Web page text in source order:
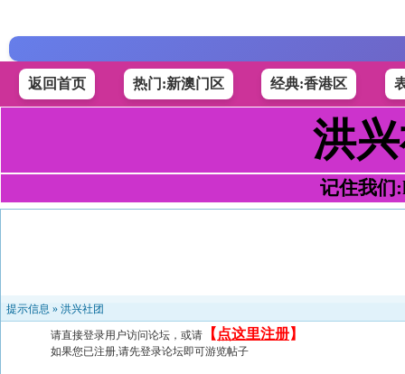
返回首页 热门:新澳门区 经典:香港区
洪
记住我们
提示信息 » 洪兴社团
请直接登录用户访问论坛，或请 【 点这里注册】
如果您已注册,请先登录论坛即可游览帖子